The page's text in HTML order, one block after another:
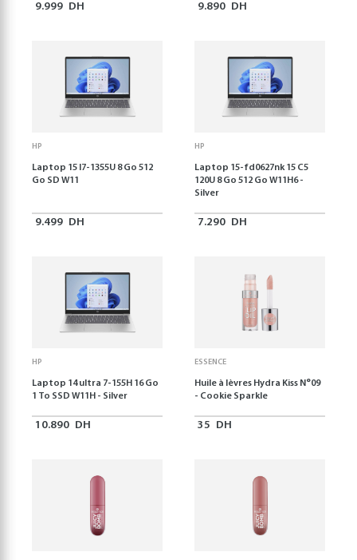
9.999 DH 9.890 DH
HP
Laptop 15 I7-1355U 8 Go 512
Go SD W11
9.499 DH
HP
Laptop 15-fd0627nk 15 C5
120U 8 Go 512 Go W11H6 -
Silver
7.290 DH
HP
Laptop 14 ultra 7-155H 16 Go
1 To SSD W11H - Silver
10.890 DH
ESSENCE
Huile à lèvres Hydra Kiss N°09
- Cookie Sparkle
35 DH